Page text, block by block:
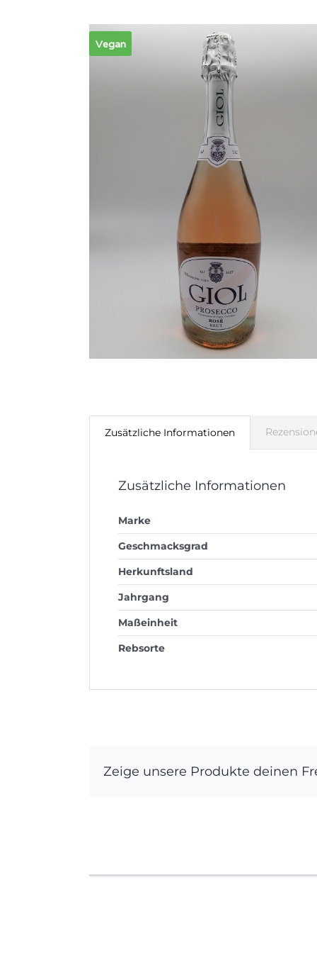
Vegan
Zusätzliche Informationen
Zusätzliche Informationen
Marke
Geschmacksgrad
Herkunftsland
Jahrgang
Maßeinheit
Rebsorte
Zeige unsere Produkte deinen